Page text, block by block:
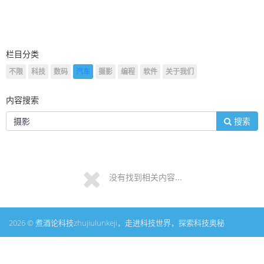
栏目分类
不限 科技 数码 汽车 摄影 编程 软件 关于我们
内容搜索
搜索
没有找到相关内容...
2026 © 煮酒论科技zhujiulunkeji，走进科技世界，探索科技奥秘